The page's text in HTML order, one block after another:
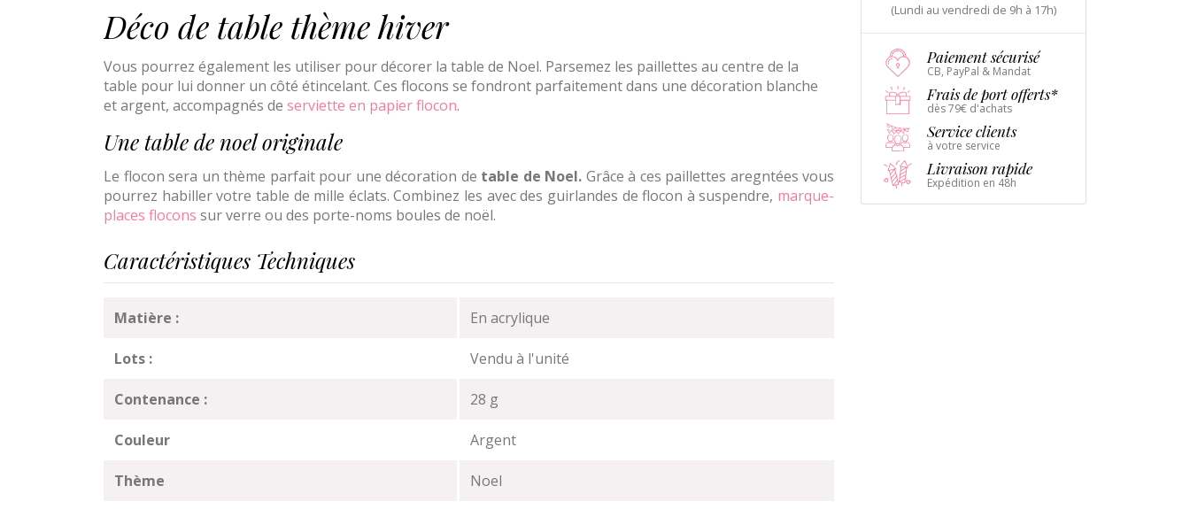
Déco de table thème hiver
Vous pourrez également les utiliser pour décorer la table de Noel. Parsemez les paillettes au centre de la
table pour lui donner un côté étincelant. Ces flocons se fondront parfaitement dans une décoration blanche
et argent, accompagnés de serviette en papier flocon.
Une table de noel originale
Le flocon sera un thème parfait pour une décoration de table de Noel. Grâce à ces paillettes aregntées vous
pourrez habiller votre table de mille éclats. Combinez les avec des guirlandes de flocon à suspendre, marque-
places flocons sur verre ou des porte-noms boules de noël.
Caractéristiques Techniques
Matière : En acrylique
Lots : Vendu à l'unité
Contenance : 28 g
Couleur Argent
Thème Noel
(Lundi au vendredi de 9h à 17h)
Paiement sécurisé
CB, PayPal & Mandat
Frais de port offerts*
dès 79€ d'achats
Service clients
à votre service
Livraison rapide
Expédition en 48h